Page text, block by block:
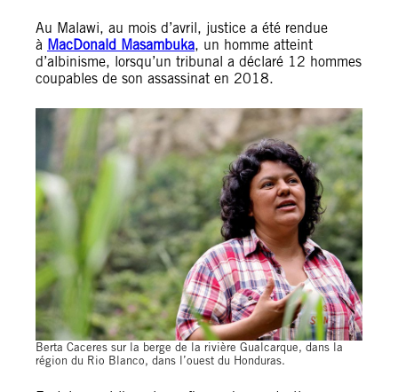
Au Malawi, au mois d’avril, justice a été rendue
à MacDonald Masambuka, un homme atteint
d’albinisme, lorsqu’un tribunal a déclaré 12 hommes
coupables de son assassinat en 2018.
Berta Caceres sur la berge de la rivière Gualcarque, dans la
région du Rio Blanco, dans l’ouest du Honduras.